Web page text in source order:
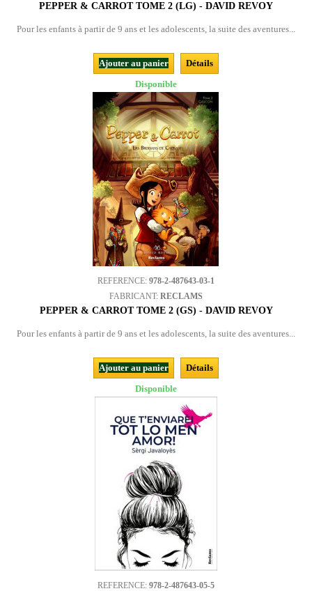
PEPPER & CARROT TOME 2 (LG) - DAVID REVOY
Pour les enfants à partir de 9 ans et les adolescents, la suite des aventures...
Ajouter au panier
Détails
Disponible
REFERENCE: 978-2-487643-03-1
FABRICANT: RECLAMS
PEPPER & CARROT TOME 2 (GS) - DAVID REVOY
Pour les enfants à partir de 9 ans et les adolescents, la suite des aventures...
Ajouter au panier
Détails
Disponible
REFERENCE: 978-2-487643-05-5